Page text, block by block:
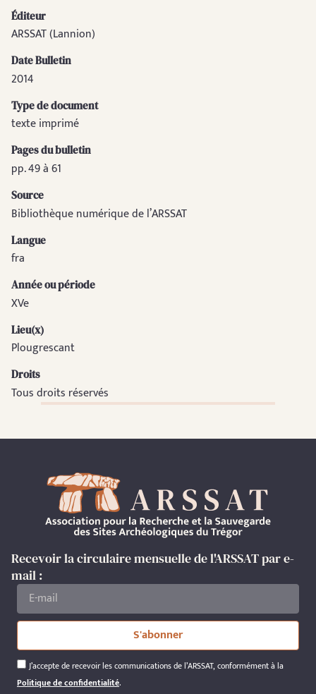
Éditeur
ARSSAT (Lannion)
Date Bulletin
2014
Type de document
texte imprimé
Pages du bulletin
pp. 49 à 61
Source
Bibliothèque numérique de l’ARSSAT
Langue
fra
Année ou période
XVe
Lieu(x)
Plougrescant
Droits
Tous droits réservés
Recevoir la circulaire mensuelle de l'ARSSAT par e-
mail :
J’accepte de recevoir les communications de l’ARSSAT, conformément à la
Politique de confidentialité.
S'abonner